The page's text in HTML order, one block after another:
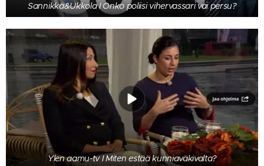
Sannikka&Ukkola I Onko poliisi vihervassari vai persu?
Ylen aamu-tv I Miten estää kunniaväkivalta?